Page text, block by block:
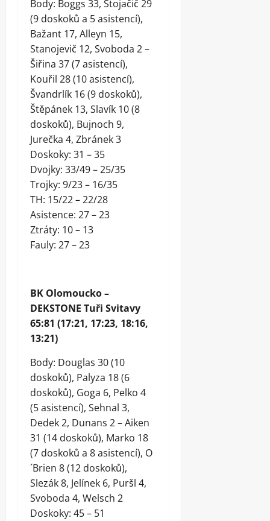
Body: Boggs 33, Stojačič 29
(9 doskoků a 5 asistencí),
Bažant 17, Alleyn 15,
Stanojevič 12, Svoboda 2 –
Šiřina 37 (7 asistencí),
Kouřil 28 (10 asistencí),
Švandrlík 16 (9 doskoků),
Štěpánek 13, Slavík 10 (8
doskoků), Bujnoch 9,
Jurečka 4, Zbránek 3
Doskoky: 31 – 35
Dvojky: 33/49 – 25/35
Trojky: 9/23 – 16/35
TH: 15/22 – 22/28
Asistence: 27 – 23
Ztráty: 10 – 13
Fauly: 27 – 23
BK Olomoucko –
DEKSTONE Tuři Svitavy
65:81 (17:21, 17:23, 18:16,
13:21)
Body: Douglas 30 (10
doskoků), Palyza 18 (6
doskoků), Goga 6, Pelko 4
(5 asistencí), Sehnal 3,
Dedek 2, Dunans 2 – Aiken
31 (14 doskoků), Marko 18
(7 doskoků a 8 asistencí), O
´Brien 8 (12 doskoků),
Slezák 8, Jelínek 6, Puršl 4,
Svoboda 4, Welsch 2
Doskoky: 45 – 51